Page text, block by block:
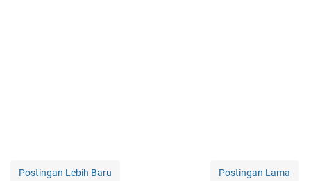
Postingan Lebih Baru Postingan Lama